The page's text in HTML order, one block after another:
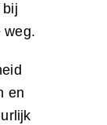
bij
weg.
en